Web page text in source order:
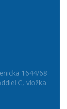
1644/68
C, vložka